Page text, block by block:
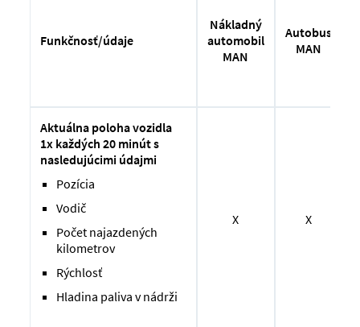
Funkčnosť/údaje
Nákladný
automobil
MAN
Autobus
MAN
Aktuálna poloha vozidla
1x každých 20 minút s
nasledujúcimi údajmi
Pozícia
Vodič
Počet najazdených
kilometrov
Rýchlosť
Hladina paliva v nádrži
X X